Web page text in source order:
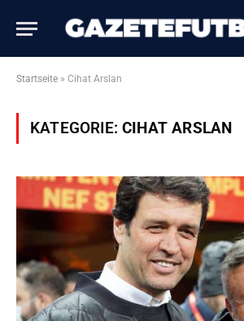
Startseite » Cihat Arslan
KATEGORIE:CIHAT ARSLAN